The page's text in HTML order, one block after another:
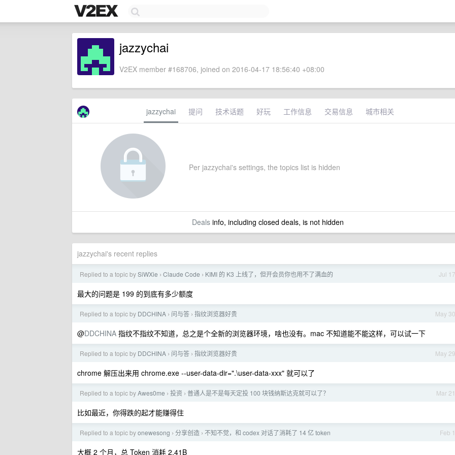
jazzychai
V2EX member #168706, joined on 2016-04-17 18:56:40 +08:00
jazzychai 提问 技术话题 好玩 工作信息 交易信息 城市相关
Per jazzychai's settings, the topics list is hidden
Dealsinfo, including closed deals, is not hidden
jazzychai's recent replies
Jul 17
Replied to a topic bySiWXie › Claude Code › KIMI 的 K3 上线了，但开会员你也用不了满血的
最大的问题是 199 的到底有多少额度
May 30
Replied to a topic by DDCHINA › 问与答 › 指纹浏览器好贵
@DDCHINA 指纹不指纹不知道，总之是个全新的浏览器环境，啥也没有。mac 不知道能不能这样，可以试一下
May 29
Replied to a topic by DDCHINA › 问与答 › 指纹浏览器好贵
chrome 解压出来用 chrome.exe --user-data-dir=".\user-data-xxx" 就可以了
Mar 21
Replied to a topic byAwes0me › 投资 › 普通人是不是每天定投 100 块钱纳斯达克就可以了？
比如最近，你得跌的起才能赚得住
Feb 1
Replied to a topic byonewesong › 分享创造 › 不知不觉，和 codex 对话了消耗了 14 亿 token
大概 2 个月，总 Token 消耗 2.41B